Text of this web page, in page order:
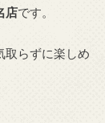
店です。
取らずに楽しめ